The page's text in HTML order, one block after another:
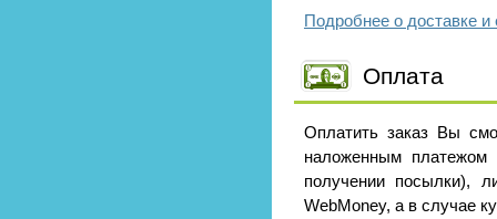
Подробнее о доставке и
Оплата
Оплатить заказ Вы
наложенным платежом
получении посылки),
WebMoney, а в случае